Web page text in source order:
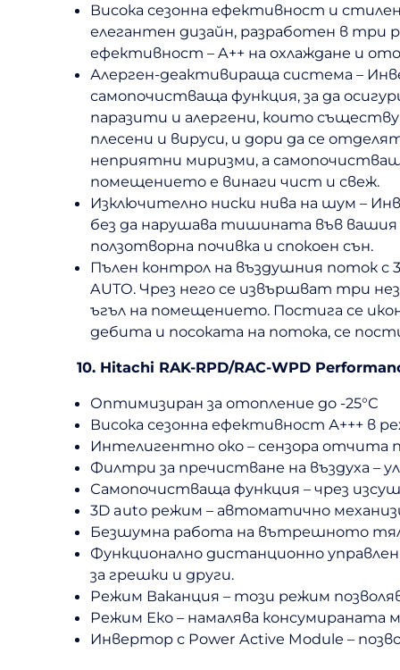
Висока сезонна ефективност и
елегантен дизайн, разработен в три
ефективност – A++ на охлаждане и
Алерген-деактивираща система –
самопочистваща функция, за да
паразити и алергени, които
плесени и вируси, и дори да се
неприятни миризми, а
помещението е винаги чист и свеж.
Изключително ниски нива на шум –
без да нарушава тишината във вашия
ползотворна почивка и спокоен сън.
Пълен контрол на въздушния поток с
AUTO. Чрез него се извършват три
ъгъл на помещението. Постига се
дебита и посоката на потока, се
10. Hitachi RAK-RPD/RAC-WPD
Оптимизиран за отопление до -25°С
Висока сезонна ефективност А+++ в
Интелигентно око – сензора
Филтри за пречистване на въздуха –
Самопочистваща функция – чрез
3D auto режим – автоматично
Безшумна работа на вътрешното
Функционално дистанционно
за грешки и други.
Режим Ваканция – този режим
Режим Еко – намалява
Инвертор с Power Active Module –